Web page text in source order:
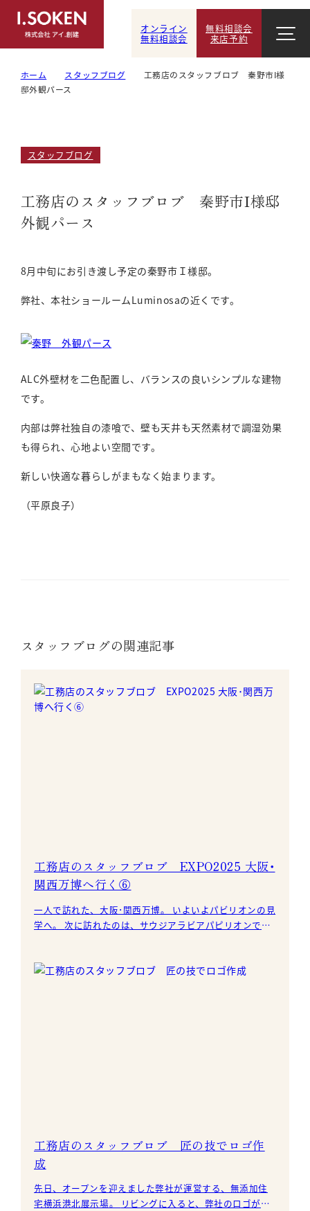
オンライン
無料相談会
無料相談会
来店予約
ホーム スタッフブログ
工務店のスタッフブロブ 秦野市I様
邸外観パース
スタッフブログ
工務店のスタッフブロブ 秦野市I様邸
外観パース
8月中旬にお引き渡し予定の秦野市Ｉ様邸。
弊社、本社ショールームLuminosaの近くです。
ALC外壁材を二色配置し、バランスの良いシンプルな建物
です。
内部は弊社独自の漆喰で、壁も天井も天然素材で調湿効果
も得られ、心地よい空間です。
新しい快適な暮らしがまもなく始まります。
（平原良子）
スタッフブログの関連記事
工務店のスタッフブロブ EXPO2025 大阪･
関西万博へ行く⑥
一人で訪れた、大阪･関西万博。 いよいよパビリオンの見
学へ。 次に訪れたのは、サウジアラビアパピリオンで
工務店のスタッフブロブ 匠の技でロゴ作
成
先日、オープンを迎えました弊社が運営する、無添加住
宅横浜港北展示場。 リビングに入ると、弊社のロゴが皆